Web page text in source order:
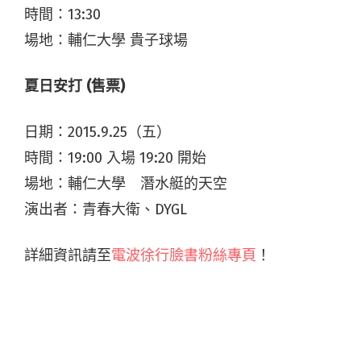
時間：13:30
場地：輔仁大學 貴子球場
夏日安打 (售票)
日期：2015.9.25（五）
時間：19:00 入場 19:20 開始
場地：輔仁大學 潛水艇的天空
演出者：青春大衛、DYGL
詳細資訊請至電波徐行臉書粉絲專頁 ！